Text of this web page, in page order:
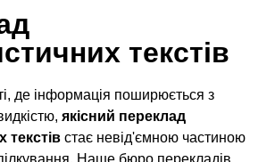
текстів
де інформація поширюється з
якісний переклад
текстів стає невід'ємною частиною
Наше бюро перекладів